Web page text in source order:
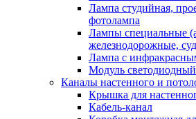
Лампа студийная,
фотолампа
Лампы специальные
железнодорожные,
Лампа с
Модуль светодиодный
Каналы настенного и
Крышка для
Кабель-канал